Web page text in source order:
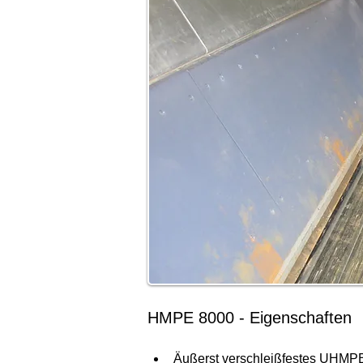
HMPE 8000 - Eigenschaften
Äußerst verschleißfestes